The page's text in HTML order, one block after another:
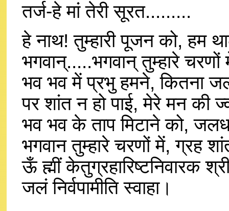
तर्ज-हे मां तेरी सूरत.........
हे नाथ! तुम्हारी पूजन को, हम
भगवान्.....भगवान् तुम्हारे
भव भव में प्रभु हमने, कितना
पर शांत न हो पाई, मेरे मन की
भव भव के ताप मिटाने को,
भगवान तुम्हारे चरणों में, ग्रह
ऊँ ह्मीं केतुग्रहारिष्टनिवारक
जलं निर्वपामीति स्वाहा।